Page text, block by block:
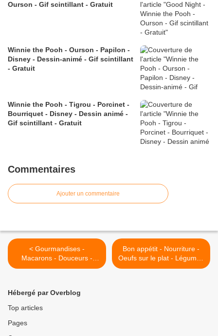
Ourson - Gif scintillant - Gratuit
Winnie the Pooh - Ourson - Papilon -
Disney - Dessin-animé - Gif scintillant
- Gratuit
Winnie the Pooh - Tigrou - Porcinet -
Bourriquet - Disney - Dessin animé -
Gif scintillant - Gratuit
Commentaires
Ajouter un commentaire
< Gourmandises -
Macarons - Douceurs -
Photographie - Wallpaper -
Bon appétit - Nourriture -
Oeufs sur le plat - Légumes
- Bacon - Toasts -
Hébergé par Overblog
Top articles
Pages